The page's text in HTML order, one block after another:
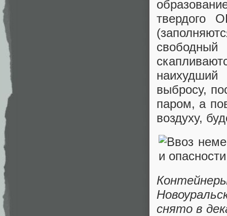
твердого
выбросу,
паром, а
воздуху,
снято в